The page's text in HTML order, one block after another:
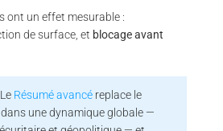
ont un effet mesurable :
de surface, et blocage avant
Le Résumé avancéreplace le
une dynamique globale —